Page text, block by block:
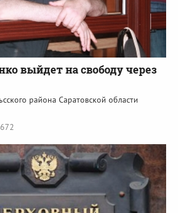
выйдет на свободу через
района Саратовской области